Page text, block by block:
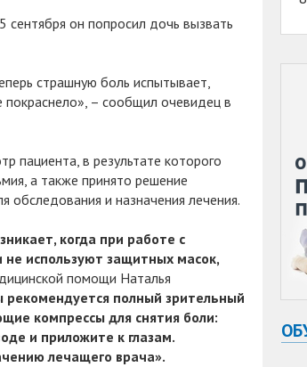
он попросил дочь вызвать
страшную боль испытывает,
покраснело», – сообщил очевидец в
пациента, в результате которого
а также принято решение
и назначения лечения.
когда при работе с
используют защитных масок,
помощи Наталья
рекомендуется полный зрительный
компрессы для снятия боли:
и приложите к глазам.
лечащего врача».